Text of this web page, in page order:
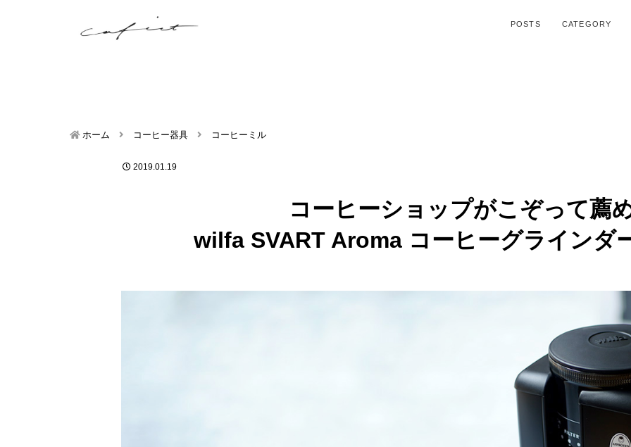
POSTS CATEGORY
ホーム コーヒー器具 コーヒーミル
2019.01.19
コーヒーショップがこぞって薦
wilfa SVART Aroma コーヒーグラインダ